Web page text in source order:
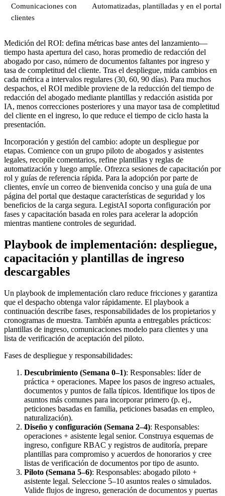
Comunicaciones con
clientes
Automatizadas, plantilladas y en el portal
Medición del ROI: defina métricas base antes del lanzamiento—
tiempo hasta apertura del caso, horas promedio de redacción del
abogado por caso, número de documentos faltantes por ingreso y
tasa de completitud del cliente. Tras el despliegue, mida cambios en
cada métrica a intervalos regulares (30, 60, 90 días). Para muchos
despachos, el ROI medible proviene de la reducción del tiempo de
redacción del abogado mediante plantillas y redacción asistida por
IA, menos correcciones posteriores y una mayor tasa de completitud
del cliente en el ingreso, lo que reduce el tiempo de ciclo hasta la
presentación.
Incorporación y gestión del cambio: adopte un despliegue por
etapas. Comience con un grupo piloto de abogados y asistentes
legales, recopile comentarios, refine plantillas y reglas de
automatización y luego amplíe. Ofrezca sesiones de capacitación por
rol y guías de referencia rápida. Para la adopción por parte de
clientes, envíe un correo de bienvenida conciso y una guía de una
página del portal que destaque características de seguridad y los
beneficios de la carga segura. LegistAI soporta configuración por
fases y capacitación basada en roles para acelerar la adopción
mientras mantiene controles de seguridad.
Playbook de implementación: despliegue,
capacitación y plantillas de ingreso
descargables
Un playbook de implementación claro reduce fricciones y garantiza
que el despacho obtenga valor rápidamente. El playbook a
continuación describe fases, responsabilidades de los propietarios y
cronogramas de muestra. También apunta a entregables prácticos:
plantillas de ingreso, comunicaciones modelo para clientes y una
lista de verificación de aceptación del piloto.
Fases de despliegue y responsabilidades:
Descubrimiento (Semana 0–1): Responsables: líder de
práctica + operaciones. Mapee los pasos de ingreso actuales,
documentos y puntos de falla típicos. Identifique los tipos de
asuntos más comunes para incorporar primero (p. ej.,
peticiones basadas en familia, peticiones basadas en empleo,
naturalización).
Diseño y configuración (Semana 2–4): Responsables:
operaciones + asistente legal senior. Construya esquemas de
ingreso, configure RBAC y registros de auditoría, prepare
plantillas para compromiso y acuerdos de honorarios y cree
listas de verificación de documentos por tipo de asunto.
Piloto (Semana 5–6): Responsables: abogado piloto +
asistente legal. Seleccione 5–10 asuntos reales o simulados.
Valide flujos de ingreso, generación de documentos y puertas